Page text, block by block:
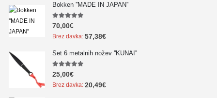
Bokken ''MADE IN JAPAN''
5.00out of 5
70,00€
Brez davka: 57,38€
Set 6 metalnih nožev ''KUNAI''
5.00out of 5
25,00€
Brez davka: 20,49€